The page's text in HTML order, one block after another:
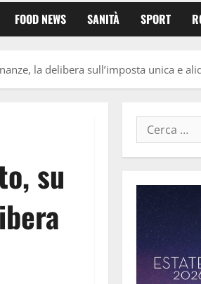
FOOD NEWS SANITÀ SPORT
la delibera sull’imposta unica e
su
Ricerca
per: